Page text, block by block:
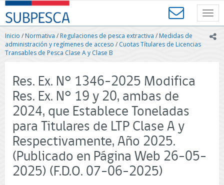
Contenido
principal
SUBPESCA
-
Subsecretaría
de
Pesca
Gobierno
de
Chile
Inicio /Normativa / Regulaciones de pesca extractiva / Medidas de
administración y regímenes de acceso / Cuotas Títulares de Licencias
Transables de Pesca Clase A y Clase B
Res. Ex. N° 1346-2025 Modifica
Res. Ex. N° 19 y 20, ambas de
2024, que Establece Toneladas
para Titulares de LTP Clase A y
Respectivamente, Año 2025.
(Publicado en Página Web 26-05-
2025) (F.D.O. 07-06-2025)